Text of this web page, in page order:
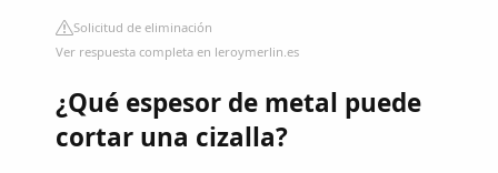
Solicitud de eliminación
Ver respuesta completa en leroymerlin.es
¿Qué espesor de metal puede
cortar una cizalla?